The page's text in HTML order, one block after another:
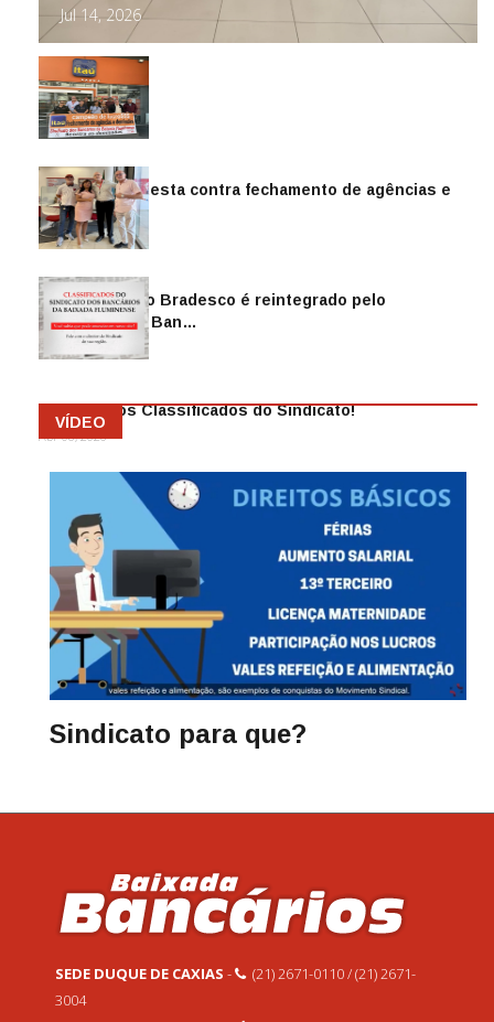
Jul 14, 2026
Sindicato protesta contra fechamento de agências e
as demiss…
Mai 13, 2026
Funcionário do Bradesco é reintegrado pelo
Sindicato dos Ban…
Abr 08, 2026
Anuncie nos Classificados do Sindicato!
Abr 08, 2026
VÍDEO
Sindicato para que?
SEDE DUQUE DE CAXIAS -
(21) 2671-0110 / (21) 2671-
3004